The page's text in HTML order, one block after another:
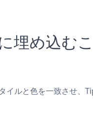
め込む
ルと色を一致させ